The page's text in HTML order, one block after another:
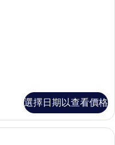
選擇日期以查看價格
寢具、羽絨被、客房內保險箱、書